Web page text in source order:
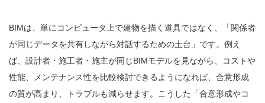
BIMは、単にコンピュータ上で建物を描く道具ではなく、「関係者
が同じデータを共有しながら対話するための土台」です。例え
ば、設計者・施工者・施主が同じBIMモデルを見ながら、コストや
性能、メンテナンス性を比較検討できるようになれば、合意形成
の質が高まり、トラブルも減らせます。こうした「合意形成やコ